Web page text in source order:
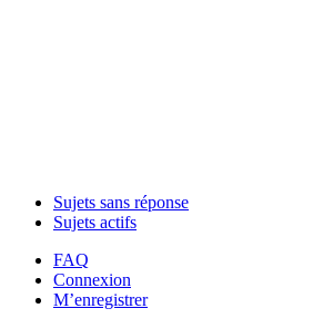
Sujets sans réponse
Sujets actifs
FAQ
Connexion
M’enregistrer